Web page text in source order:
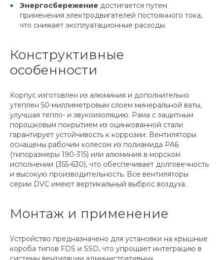
Энергосбережение достигается путем
применения электродвигателей постоянного тока,
что снижает эксплуатационные расходы.
Конструктивные
особенности
Корпус изготовлен из алюминия и дополнительно
утеплен 50-миллиметровым слоем минеральной ваты,
улучшая тепло- и звукоизоляцию. Рама с защитным
порошковым покрытием из оцинкованной стали
гарантирует устойчивость к коррозии. Вентиляторы
оснащены рабочим колесом из полиамида РА6
(типоразмеры 190-315) или алюминия в морском
исполнении (355-630), что обеспечивает долговечность
и высокую производительность. Все вентиляторы
серии DVC имеют вертикальный выброс воздуха.
Монтаж и применение
Устройство предназначено для установки на крышные
короба типов FDS и SSD, что упрощает интеграцию в